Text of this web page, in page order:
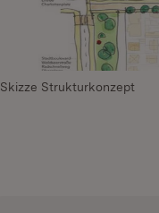
Skizze Strukturkonzept